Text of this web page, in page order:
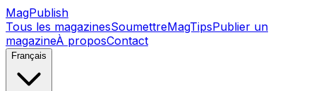
MagPublish
Tous les magazinesSoumettreMagTipsPublier un
magazineÀ proposContact
Français